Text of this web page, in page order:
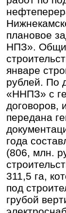
плановое
НПЗ».
январе
рублей. По
«ННПЗ» с
договоров,
передана
года
(806, млн.
311,5 га,
под
грубой